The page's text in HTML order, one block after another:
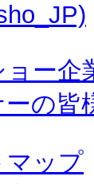
ー企
ーの皆
マップ